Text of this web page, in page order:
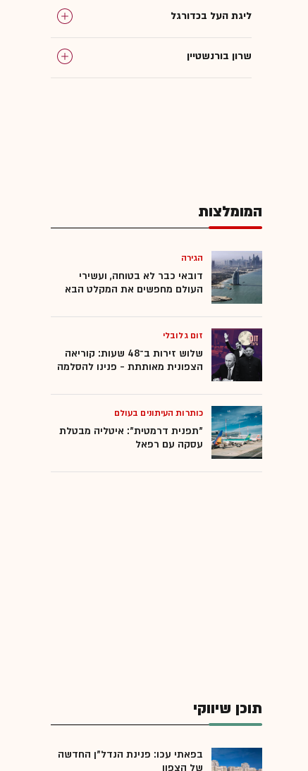
ליגת העל בכדורגל
שרון בורנשטיין
המומלצות
הגירה
דובאי כבר לא בטוחה, ועשירי
העולם מחפשים את המקלט הבא
זום גלובלי
שלוש זירות ב־48 שעות: קוריאה
הצפונית מאותתת - פנינו להסלמה
כותרות העיתונים בעולם
"תפנית דרמטית": איטליה מבטלת
עסקה עם רפאל
תוכן שיווקי
בפאתי עכו: פנינת הנדל"ן החדשה
של הצפון